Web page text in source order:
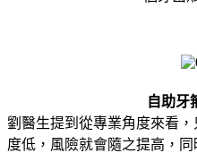
自助牙
劉醫生提到從專業角度來看
度低，風險就會隨之提高，